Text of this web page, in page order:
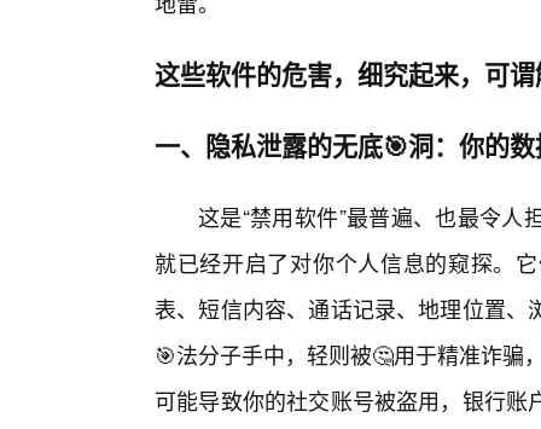
这些软件的危害，细究起来，可
一、隐私泄露的无底🎯洞：你的
这是“禁用软件”最普遍、也最令
就已经开启了对你个人信息的窥探。
表、短信内容、通话记录、地理位置
🎯法分子手中，轻则被🤔用于精准诈骗
可能导致你的社交账号被盗用，银行